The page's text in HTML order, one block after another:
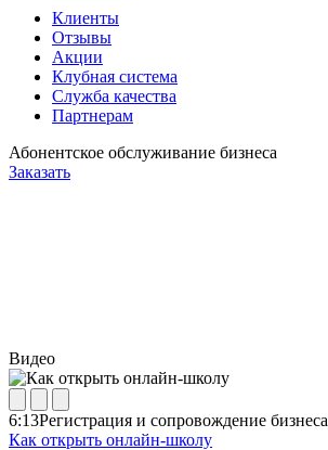
Клиенты
Отзывы
Акции
Клубная система
Служба качества
Партнерам
Абонентское обслуживание бизнеса
Заказать
Видео
6:13Регистрация и сопровождение бизнеса
Как открыть онлайн-школу